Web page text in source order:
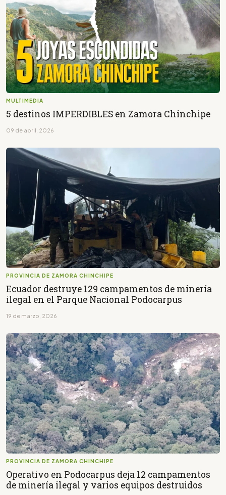
MULTIMEDIA
5 destinos IMPERDIBLES en Zamora Chinchipe
09 de abril, 2026
PROVINCIA DE ZAMORA CHINCHIPE
Ecuador destruye 129 campamentos de minería
ilegal en el Parque Nacional Podocarpus
19 de marzo, 2026
PROVINCIA DE ZAMORA CHINCHIPE
Operativo en Podocarpus deja 12 campamentos
de minería ilegal y varios equipos destruidos